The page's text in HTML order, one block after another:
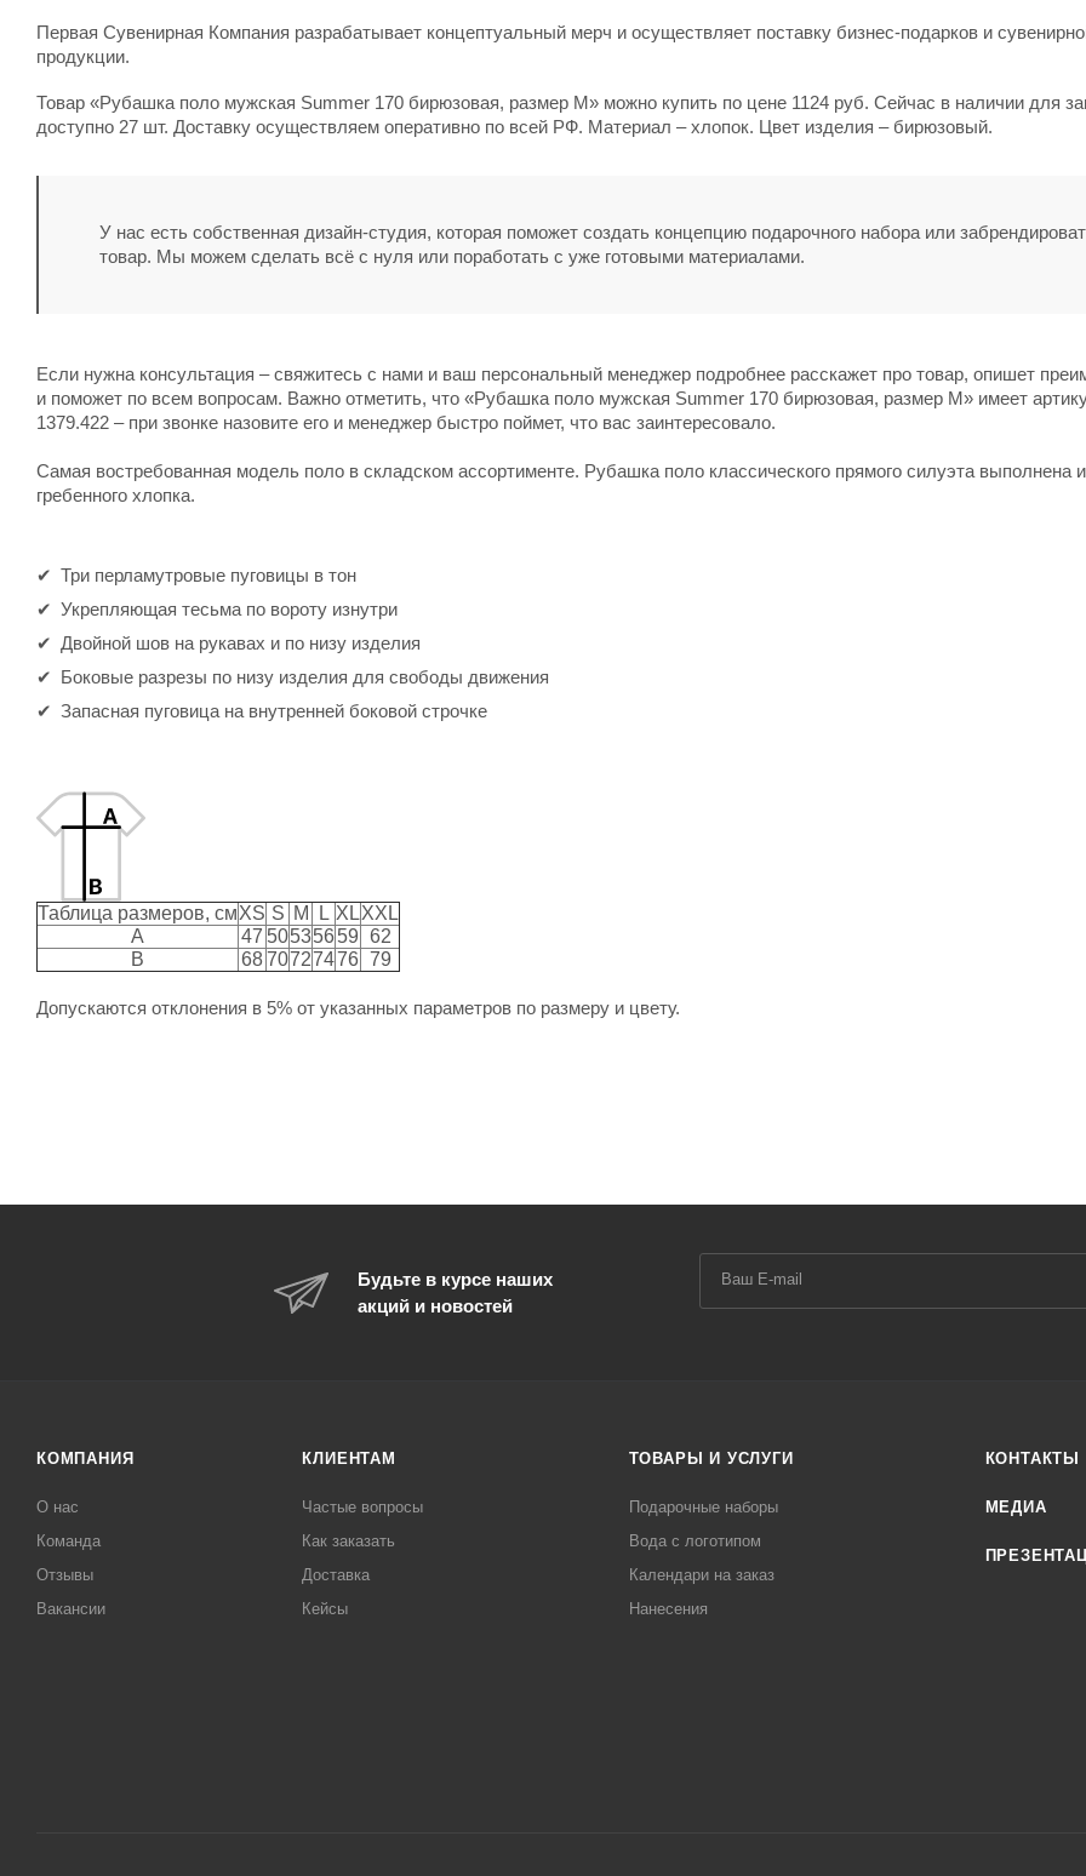
Первая Сувенирная Компания разрабатывает концептуальный мерч и осуществляет поставку бизнес-подарков и
продукции.
Товар «Рубашка поло мужская Summer 170 бирюзовая, размер M» можно купить по цене 1124 руб. Сейчас в наличии для
доступно 27 шт. Доставку осуществляем оперативно по всей РФ. Материал – хлопок. Цвет изделия – бирюзовый.
У нас есть собственная дизайн-студия, которая поможет создать концепцию подарочного набора или
товар. Мы можем сделать всё с нуля или поработать с уже готовыми материалами.
Если нужна консультация – свяжитесь с нами и ваш персональный менеджер подробнее расскажет про товар, опишет
и поможет по всем вопросам. Важно отметить, что «Рубашка поло мужская Summer 170 бирюзовая, размер M» имеет
1379.422 – при звонке назовите его и менеджер быстро поймет, что вас заинтересовало.
Самая востребованная модель поло в складском ассортименте. Рубашка поло классического прямого силуэта выполнена
гребенного хлопка.
Три перламутровые пуговицы в тон
Укрепляющая тесьма по вороту изнутри
Двойной шов на рукавах и по низу изделия
Боковые разрезы по низу изделия для свободы движения
Запасная пуговица на внутренней боковой строчке
Таблица размеров, смXS S M L XLXXL
A
47 50535659 62
B
6870727476 79
Допускаются отклонения в 5% от указанных параметров по размеру и цвету.
Будьте в курсе наших
акций и новостей
КОМПАНИЯ
О нас
Команда
Отзывы
Вакансии
КЛИЕНТАМ
Частые вопросы
Как заказать
Доставка
Кейсы
ТОВАРЫ И УСЛУГИ
Подарочные наборы
Вода с логотипом
Календари на заказ
Нанесения
КОНТАКТЫ
МЕДИА